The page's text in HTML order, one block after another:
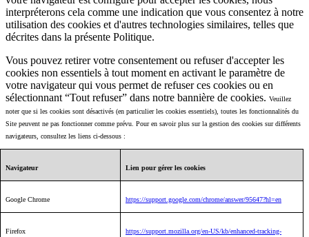
interpréterons cela comme une indication que vous consentez à notre
utilisation des cookies et d'autres technologies similaires, telles que
décrites dans la présente Politique.
Vous pouvez retirer votre consentement ou refuser d'accepter les
cookies non essentiels à tout moment en activant le paramètre de
votre navigateur qui vous permet de refuser ces cookies ou en
sélectionnant “Tout refuser” dans notre bannière de cookies. Veuillez
noter que si les cookies sont désactivés (en particulier les cookies essentiels), toutes les fonctionnalités du
Site peuvent ne pas fonctionner comme prévu. Pour en savoir plus sur la gestion des cookies sur différents
navigateurs, consultez les liens ci-dessous :
Navigateur Lien pour gérer les cookies
Google Chrome https://support.google.com/chrome/answer/95647?hl=en
Firefox
https://support.mozilla.org/en-US/kb/enhanced-tracking-